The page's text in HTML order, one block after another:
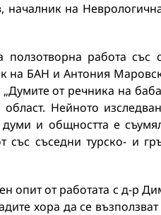
на
работа със
на БАН и Антония
от речника на
Нейното
и общността е
със съседни турско- и
опит от работата с д-р
хора да се